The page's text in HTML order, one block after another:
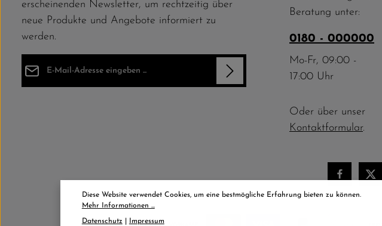
erscheinenden Newsletter, um rechtzeitig über
neue Produkte und Angebote informiert zu
werden.
Beratung unter:
0180 - 000000
Mo-Fr, 09:00 -
17:00 Uhr
Oder über unser
Kontaktformular.
Diese Website verwendet Cookies, um eine bestmögliche Erfahrung bieten zu können.
Mehr Informationen ...
Datenschutz Impressum